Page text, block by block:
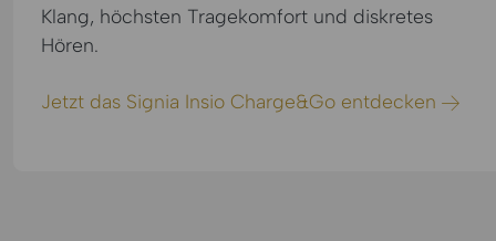
Klang, höchsten Tragekomfort und diskretes
Hören.
Jetzt das Signia Insio Charge&Go entdecken